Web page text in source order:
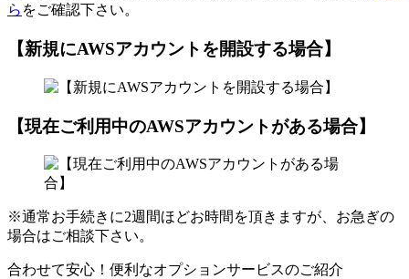
ら をご確認下さい。
【新規にAWSアカウントを開設する場合】
【現在ご利用中のAWSアカウントがある場合】
※通常お手続きに2週間ほどお時間を頂きますが、お急ぎの
場合はご相談下さい。
合わせて安心！便利なオプションサービスのご紹介